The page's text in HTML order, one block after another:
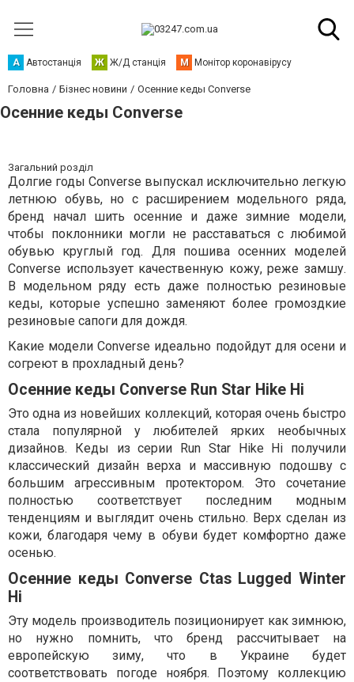
А Автостанція Ж Ж/Д станція М Монітор коронавірусу
Головна Бізнес новини Осенние кеды Converse
Осенние кеды Converse
Загальний розділ
Долгие годы Converse выпускал исключительно легкую
летнюю обувь, но с расширением модельного ряда,
бренд начал шить осенние и даже зимние модели,
чтобы поклонники могли не расставаться с любимой
обувью круглый год. Для пошива осенних моделей
Converse использует качественную кожу, реже замшу.
В модельном ряду есть даже полностью резиновые
кеды, которые успешно заменяют более громоздкие
резиновые сапоги для дождя.
Какие модели Converse идеально подойдут для осени и
согреют в прохладный день?
Осенние кеды Converse Run Star Hike Hi
Это одна из новейших коллекций, которая очень быстро
стала популярной у любителей ярких необычных
дизайнов. Кеды из серии Run Star Hike Hi получили
классический дизайн верха и массивную подошву с
большим агрессивным протектором. Это сочетание
полностью соответствует последним модным
тенденциям и выглядит очень стильно. Верх сделан из
кожи, благодаря чему в обуви будет комфортно даже
осенью.
Осенние кеды Converse Ctas Lugged Winter
Hi
Эту модель производитель позиционирует как зимнюю,
но нужно помнить, что бренд рассчитывает на
европейскую зиму, что в Украине будет
соответствовать погоде ноября. Поэтому коллекцию